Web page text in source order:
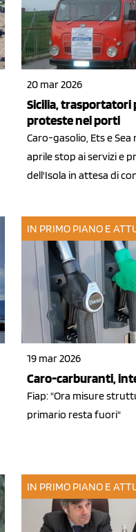
20 mar 2026
Sicilia, trasportatori
proteste nei porti
Caro-gasolio, Ets e Sea
aprile stop ai servizi e
dell'Isola in attesa di
IN PRIMO PIANO E
19 mar 2026
Caro-carburanti,
Fiap: "Ora misure
primario resta fuori"
IN PRIMO PIANO E